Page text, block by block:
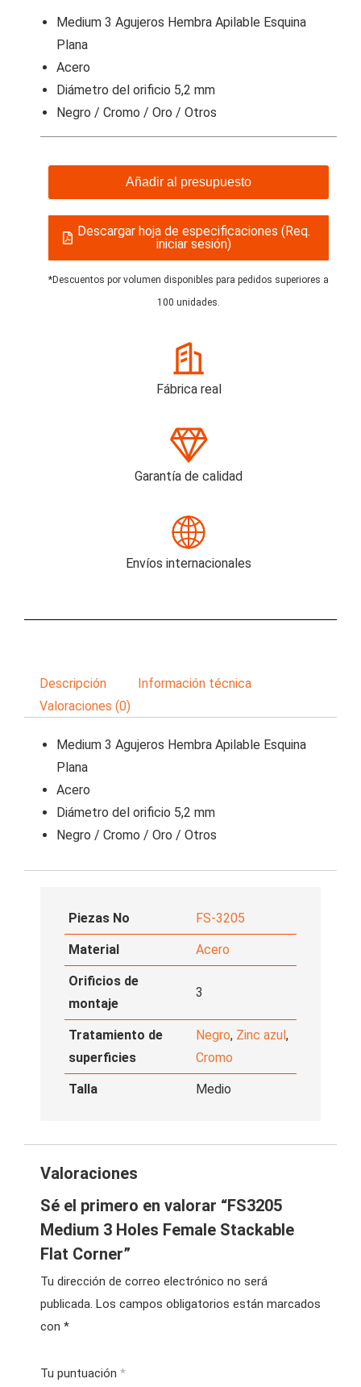
Medium 3 Agujeros Hembra Apilable Esquina
Plana
Acero
Diámetro del orificio 5,2 mm
Negro / Cromo / Oro / Otros
Añadir al presupuesto
Descargar hoja de especificaciones (Req.
iniciar sesión)
*Descuentos por volumen disponibles para pedidos superiores a
100 unidades.
Fábrica real
Garantía de calidad
Envíos internacionales
Descripción
Información técnica
Valoraciones (0)
Medium 3 Agujeros Hembra Apilable Esquina
Plana
Acero
Diámetro del orificio 5,2 mm
Negro / Cromo / Oro / Otros
Piezas No FS-3205
Material Acero
Orificios de
montaje
3
Tratamiento de
superficies
Negro, Zinc azul,
Cromo
Talla Medio
Valoraciones
Sé el primero en valorar “FS3205
Medium 3 Holes Female Stackable
Flat Corner”
Tu dirección de correo electrónico no será
publicada. Los campos obligatorios están marcados
con *
Tu puntuación *